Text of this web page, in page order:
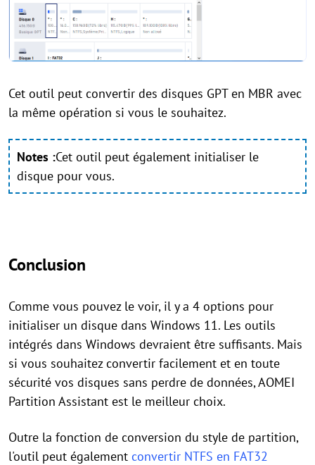
Cet outil peut convertir des disques GPT en MBR avec
la même opération si vous le souhaitez.
Notes :Cet outil peut également initialiser le
disque pour vous.
Conclusion
Comme vous pouvez le voir, il y a 4 options pour
initialiser un disque dans Windows 11. Les outils
intégrés dans Windows devraient être suffisants. Mais
si vous souhaitez convertir facilement et en toute
sécurité vos disques sans perdre de données, AOMEI
Partition Assistant est le meilleur choix.
Outre la fonction de conversion du style de partition,
l'outil peut également convertir NTFS en FAT32